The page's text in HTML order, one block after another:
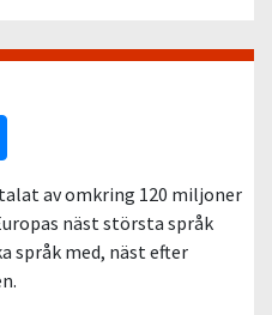
av omkring 120 miljoner
näst största språk
språk med, näst efter